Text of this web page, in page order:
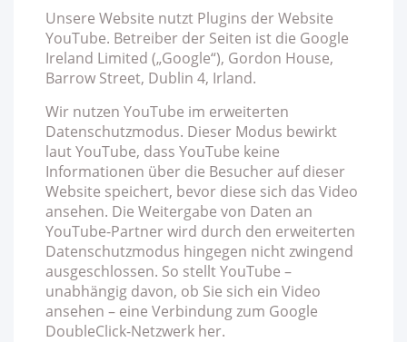
Unsere Website nutzt Plugins der Website
YouTube. Betreiber der Seiten ist die Google
Ireland Limited („Google“), Gordon House,
Barrow Street, Dublin 4, Irland.
Wir nutzen YouTube im erweiterten
Datenschutzmodus. Dieser Modus bewirkt
laut YouTube, dass YouTube keine
Informationen über die Besucher auf dieser
Website speichert, bevor diese sich das Video
ansehen. Die Weitergabe von Daten an
YouTube-Partner wird durch den erweiterten
Datenschutzmodus hingegen nicht zwingend
ausgeschlossen. So stellt YouTube –
unabhängig davon, ob Sie sich ein Video
ansehen – eine Verbindung zum Google
DoubleClick-Netzwerk her.